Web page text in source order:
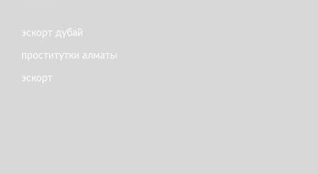
эскорт дубай
проститутки алматы
эскорт